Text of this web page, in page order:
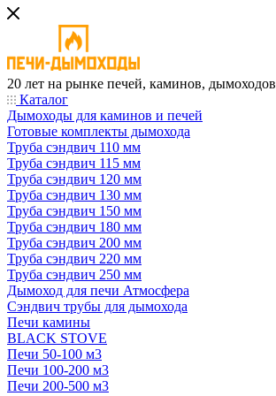
20 лет на рынке печей, каминов, дымоходов
Каталог
Дымоходы для каминов и печей
Готовые комплекты дымохода
Труба сэндвич 110 мм
Труба сэндвич 115 мм
Труба сэндвич 120 мм
Труба сэндвич 130 мм
Труба сэндвич 150 мм
Труба сэндвич 180 мм
Труба сэндвич 200 мм
Труба сэндвич 220 мм
Труба сэндвич 250 мм
Дымоход для печи Атмосфера
Сэндвич трубы для дымохода
Печи камины
BLACK STOVE
Печи 50-100 м3
Печи 100-200 м3
Печи 200-500 м3